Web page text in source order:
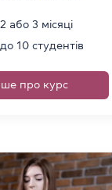
2 або 3 місяці
до 10 студентів
про курс